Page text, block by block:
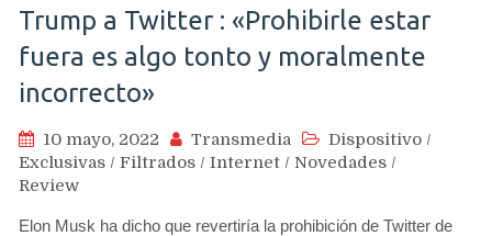
Trump a Twitter : «Prohibirle estar
fuera es algo tonto y moralmente
incorrecto»
10 mayo, 2022 Transmedia Dispositivo /
Exclusivas / Filtrados / Internet / Novedades /
Review
Elon Musk ha dicho que revertiría la prohibición de Twitter de